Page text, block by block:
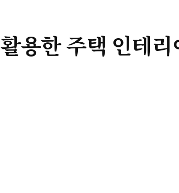
활용한주택 인테리